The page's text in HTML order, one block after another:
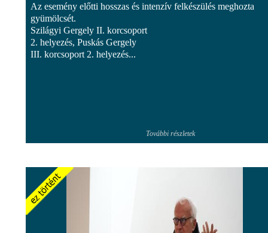
Az esemény előtti hosszas és intenzív felkészülés meghozta
gyümölcsét.
Szilágyi Gergely II. korcsoport
2. helyezés, Puskás Gergely
III. korcsoport 2. helyezés...
További részletek